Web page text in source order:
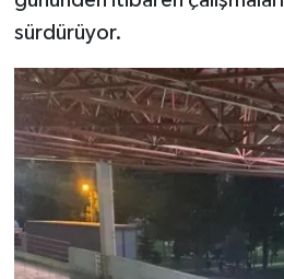
sürdürüyor.